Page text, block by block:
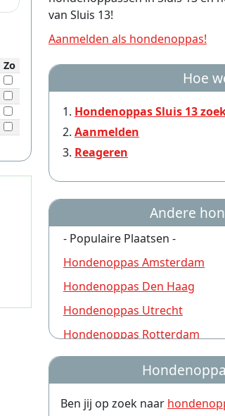
van Sluis 13!
Aanmelden als hondenoppas!
Hoe
Hondenoppas Sluis 13
Aanmelden
Reageren
Andere
- Populaire Plaatsen -
Hondenoppas Amsterdam
Hondenoppas Den Haag
Hondenoppas Utrecht
Hondenoppas Rotterdam
Hondenoppas Nijmegen
Hondenoppas Groningen
Hondenoppas Almere
Ben jij op zoek naar
Zo